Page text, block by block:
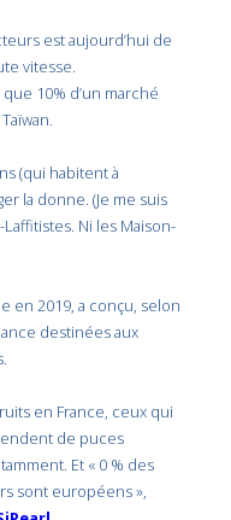
est aujourd’hui de
vitesse.
10% d’un marché
(qui habitent à
la donne. (Je me suis
Ni les Maison-
en 2019, a conçu, selon
destinées aux
en France, ceux qui
de puces
Et « 0 % des
sont européens »,